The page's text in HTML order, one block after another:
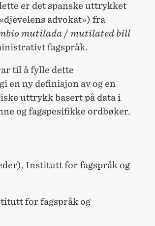
er det spanske uttrykket
advokat») fra
mutilada / mutilated bill
fagspråk.
til å fylle dette
en ny definisjon av og en
uttrykk basert på data i
og fagspesifikke ordbøker.
Institutt for fagspråk og
for fagspråk og